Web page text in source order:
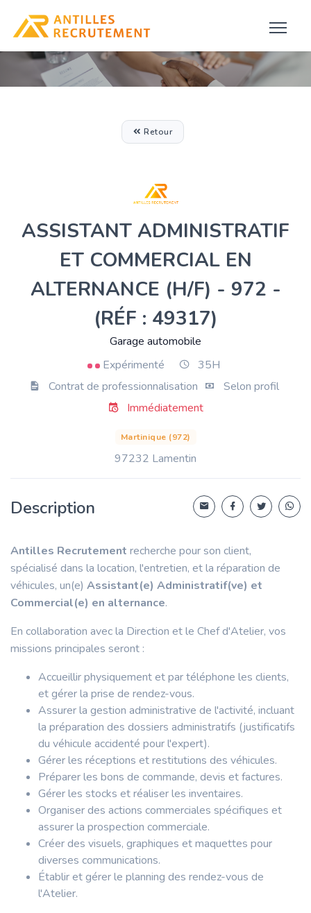
Retour
ASSISTANT ADMINISTRATIF
ET COMMERCIAL EN
ALTERNANCE (H/F) - 972 -
(RÉF : 49317)
Garage automobile
Expérimenté
35H
Contrat de professionnalisation
Selon profil
Immédiatement
Martinique (972)
97232 Lamentin
Description
Antilles Recrutement recherche pour son client,
spécialisé dans la location, l'entretien, et la réparation de
véhicules, un(e) Assistant(e) Administratif(ve) et
Commercial(e) en alternance.
En collaboration avec la Direction et le Chef d'Atelier, vos
missions principales seront :
Accueillir physiquement et par téléphone les clients,
et gérer la prise de rendez-vous.
Assurer la gestion administrative de l'activité, incluant
la préparation des dossiers administratifs (justificatifs
du véhicule accidenté pour l'expert).
Gérer les réceptions et restitutions des véhicules.
Préparer les bons de commande, devis et factures.
Gérer les stocks et réaliser les inventaires.
Organiser des actions commerciales spécifiques et
assurer la prospection commerciale.
Créer des visuels, graphiques et maquettes pour
diverses communications.
Établir et gérer le planning des rendez-vous de
l'Atelier.